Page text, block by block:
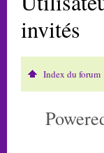
invités
Index du forum